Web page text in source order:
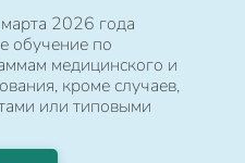
2026 года
обучение по
медицинского и
кроме случаев,
или типовыми